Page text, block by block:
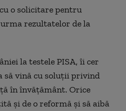
o solicitare pentru
rezultatelor de la
la testele PISA, îi cer
să vină cu soluţii privind
în învăţământ. Orice
şi de o reformă şi să aibă